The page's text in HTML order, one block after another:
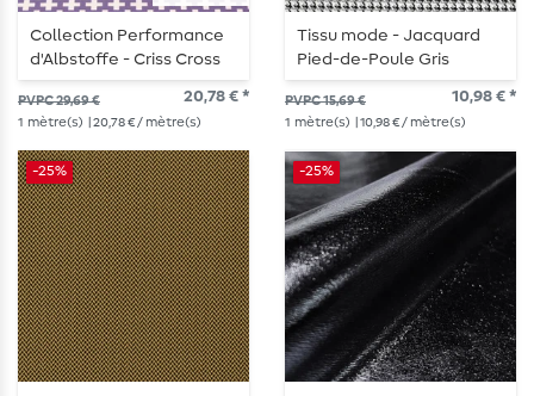
Collection Performance
d'Albstoffe - Criss Cross
lilas
PVPC 29,69 € 20,78 € *
1 mètre(s) | 20,78 € / mètre(s)
Tissu mode - Jacquard
Pied-de-Poule Gris
PVPC 15,69 € 10,98 € *
1 mètre(s) | 10,98 € / mètre(s)
-25% -25%